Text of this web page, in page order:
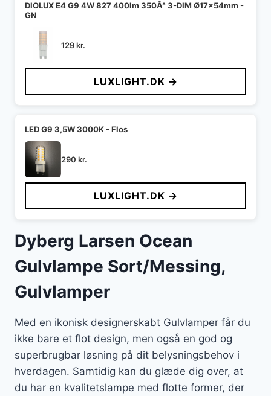
DIOLUX E4 G9 4W 827 400lm 350Â° 3-DIM Ø17x54mm -
GN
129kr.
LUXLIGHT.DK →
LED G9 3,5W 3000K - Flos
290 kr.
LUXLIGHT.DK →
Dyberg Larsen Ocean
Gulvlampe Sort/Messing,
Gulvlamper
Med en ikonisk designerskabt Gulvlamper får du
ikke bare et flot design, men også en god og
superbrugbar løsning på dit belysningsbehov i
hverdagen. Samtidig kan du glæde dig over, at
du har en kvalitetslampe med flotte former, der